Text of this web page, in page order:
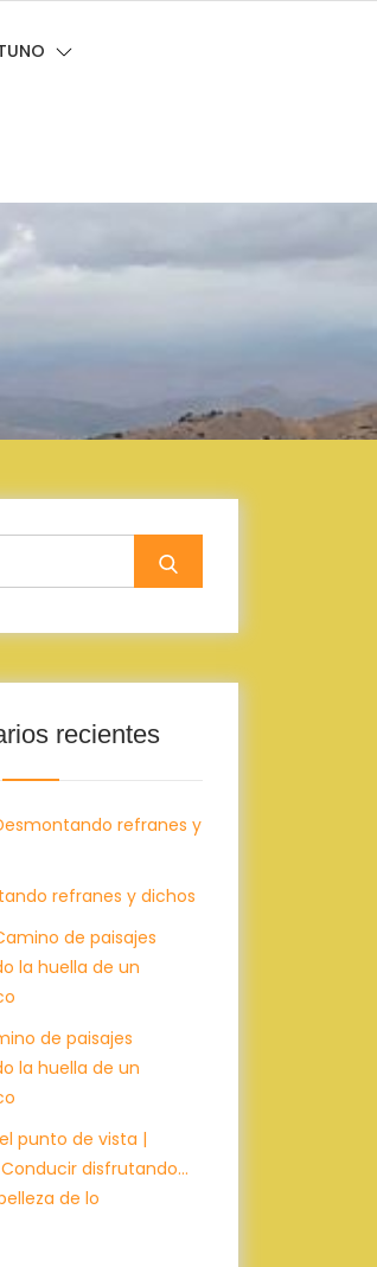
recientes
refranes y
refranes y dichos
de paisajes
la huella de un
de paisajes
la huella de un
punto de vista |
Conducir disfrutando…
de lo